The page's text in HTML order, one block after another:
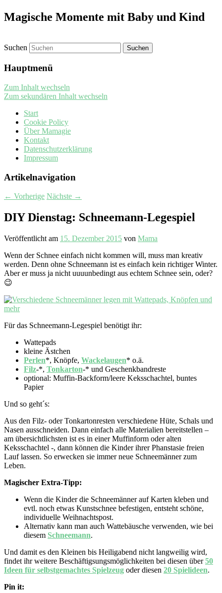
Magische Momente mit Baby und Kind
Suchen
Hauptmenü
Zum Inhalt wechseln
Zum sekundären Inhalt wechseln
Start
Cookie Policy
Über Mamagie
Kontakt
Datenschutzerklärung
Impressum
Artikelnavigation
← Vorherige Nächste →
DIY Dienstag: Schneemann-Legespiel
Veröffentlicht am 15. Dezember 2015 von Mama
Wenn der Schnee einfach nicht kommen will, muss man kreativ
werden. Denn ohne Schneemann ist es einfach kein richtiger Winter.
Aber er muss ja nicht uuuunbedingt aus echtem Schnee sein, oder?
😉
Für das Schneemann-Legespiel benötigt ihr:
Wattepads
kleine Ästchen
Perlen*, Knöpfe, Wackelaugen* o.ä.
Filz-*, Tonkarton-* und Geschenkbandreste
optional: Muffin-Backform/leere Keksschachtel, buntes
Papier
Und so geht´s:
Aus den Filz- oder Tonkartonresten verschiedene Hüte, Schals und
Nasen ausschneiden. Dann einfach alle Materialien bereitstellen –
am übersichtlichsten ist es in einer Muffinform oder alten
Keksschachtel -, dann können die Kinder ihrer Phanstasie freien
Lauf lassen. So erwecken sie immer neue Schneemänner zum
Leben.
Magischer Extra-Tipp:
Wenn die Kinder die Schneemänner auf Karten kleben und
evtl. noch etwas Kunstschnee befestigen, entsteht schöne,
individuelle Weihnachtspost.
Alternativ kann man auch Wattebäusche verwenden, wie bei
diesem Schneemann.
Und damit es den Kleinen bis Heiligabend nicht langweilig wird,
findet ihr weitere Beschäftigsungsmöglichkeiten bei diesen über50
Ideen für selbstgemachtes Spielzeug oder diesen 20 Spielideen.
Pin it: